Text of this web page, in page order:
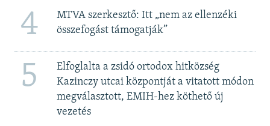
4
MTVA szerkesztő: Itt „nem az ellenzéki
összefogást támogatják”
5
Elfoglalta a zsidó ortodox hitközség
Kazinczy utcai központját a vitatott módon
megválasztott, EMIH-hez köthető új
vezetés